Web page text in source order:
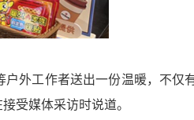
外工作者送出一份温暖，不仅
受媒体采访时说道。